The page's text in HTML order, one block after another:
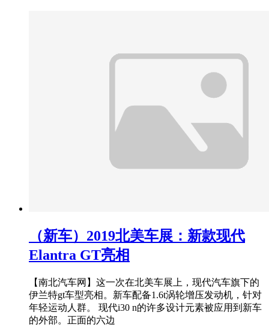
（新车）2019北美车展：新款现代
Elantra GT亮相
【南北汽车网】这一次在北美车展上，现代汽车旗下的
伊兰特gt车型亮相。新车配备1.6t涡轮增压发动机，针对
年轻运动人群。 现代i30 n的许多设计元素被应用到新车
的外部。正面的六边